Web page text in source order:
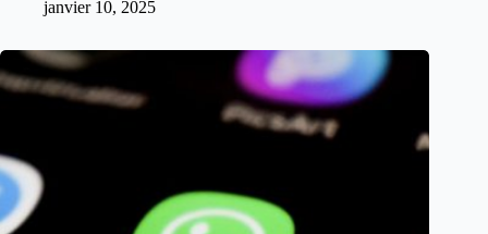
janvier 10, 2025